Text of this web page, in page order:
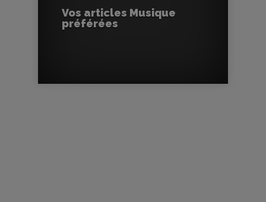
Vos articles Musique
préférées